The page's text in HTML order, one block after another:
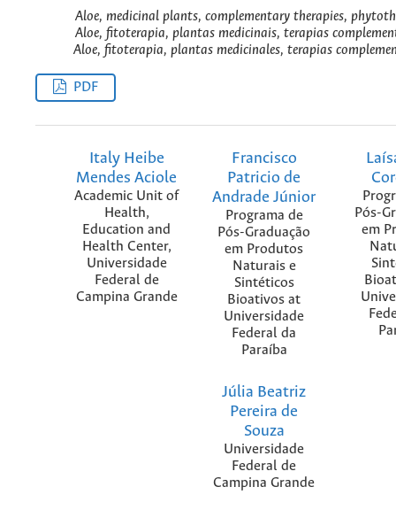
Aloe, medicinal plants, complementary therapies,
Aloe, fitoterapia, plantas medicinais, terapias
Aloe, fitoterapia, plantas medicinales, terapias
PDF
Italy Heibe
Mendes Aciole
Academic Unit of
Health,
Education and
Health Center,
Universidade
Federal de
Campina Grande
Francisco
Patricio de
Andrade Júnior
Programa de
Pós-Graduação
em Produtos
Naturais e
Sintéticos
Bioativos at
Universidade
Federal da
Paraíba
Pós-
em
Júlia Beatriz
Pereira de
Souza
Universidade
Federal de
Campina Grande